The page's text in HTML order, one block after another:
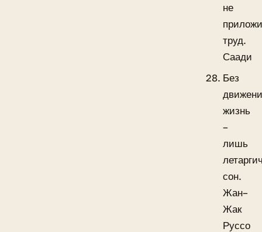
не
труд.
Саади
Без
жизнь
–
лишь
сон.
Жан–
Жак
Руссо